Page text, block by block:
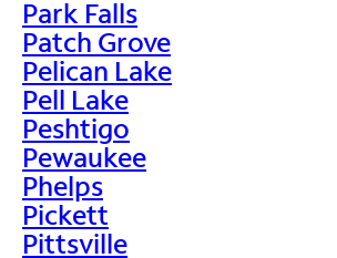
Park Falls
Patch Grove
Pelican Lake
Pell Lake
Peshtigo
Pewaukee
Phelps
Pickett
Pittsville